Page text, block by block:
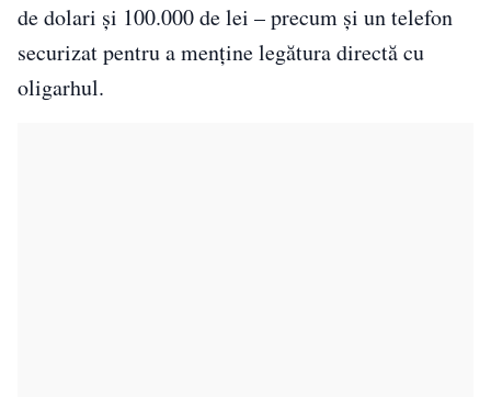
de dolari și 100.000 de lei – precum și un telefon
securizat pentru a menține legătura directă cu
oligarhul.